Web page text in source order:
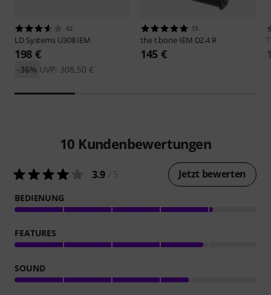
42
LD Systems U308 IEM
198 €
UVP: 308,50 €
-36%
15
the t.bone IEM D2.4 R
145 €
10 Kundenbewertungen
3.9 Jetzt bewerten
BEDIENUNG
FEATURES
SOUND